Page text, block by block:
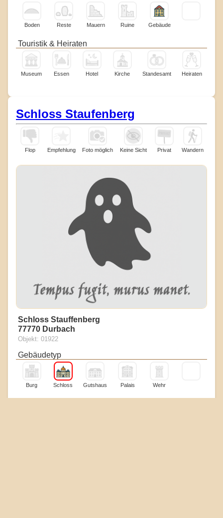
Boden Reste Mauern Ruine Gebäude
Touristik & Heiraten
Museum Essen Hotel Kirche Standesamt Heiraten
Schloss Staufenberg
Flop Empfehlung Foto möglich Keine Sicht Privat Wandern
Schloss Stauffenberg
77770 Durbach
Objekt: 01922
Gebäudetyp
Burg Schloss Gutshaus Palais Wehr